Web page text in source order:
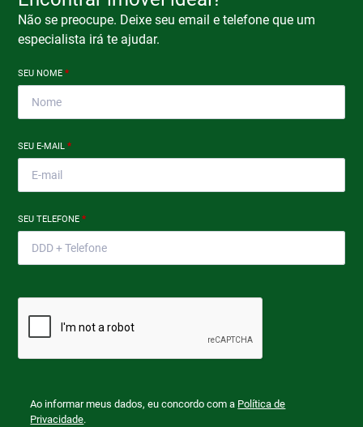
Não se preocupe. Deixe seu email e telefone que um
especialista irá te ajudar.
SEU NOME*
SEU E-MAIL*
SEU TELEFONE*
Ao informar meus dados, eu concordo com a Política de
Privacidade.